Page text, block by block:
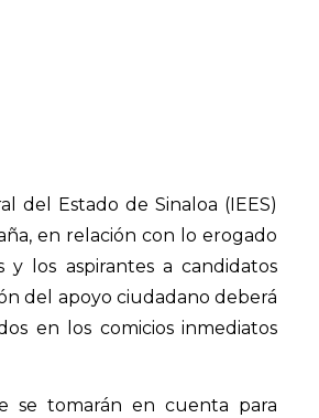
del Estado de Sinaloa (IEES)
en relación con lo erogado
los aspirantes a candidatos
del apoyo ciudadano deberá
en los comicios inmediatos
se tomarán en cuenta para